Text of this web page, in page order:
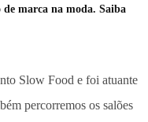
marca na moda. Saiba
Slow Food e foi atuante
percorremos os salões